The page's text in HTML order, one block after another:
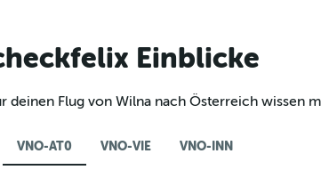
Einblicke
deinen Flug von Wilna nach Österreich wissen
VNO-AT0 VNO-VIE VNO-INN